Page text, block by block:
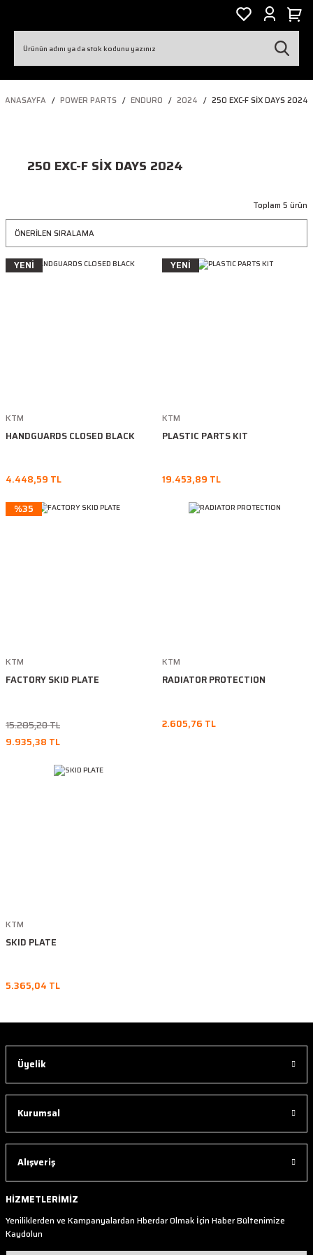
ANASAYFA POWER PARTS ENDURO 2024 250 EXC-F SIX DAYS 2024
250 EXC-F SIX DAYS 2024
Toplam 5 ürün
YENİ
KTM
HANDGUARDS CLOSED BLACK
4.448,59 TL
YENİ
KTM
PLASTIC PARTS KIT
19.453,89 TL
%35
KTM
FACTORY SKID PLATE
15.285,20 TL
9.935,38 TL
KTM
RADIATOR PROTECTION
2.605,76 TL
KTM
SKID PLATE
5.365,04 TL
Üyelik
Kurumsal
Alışveriş
HİZMETLERİMİZ
Yeniliklerden ve Kampanyalardan Hberdar Olmak İçin Haber Bültenimize
Kaydolun